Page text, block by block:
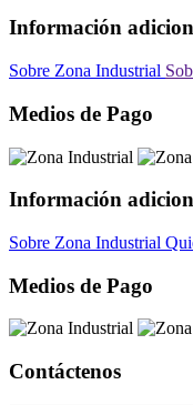
Información
Sobre Zona Industrial
Medios de Pago
Información
Sobre Zona Industrial
Medios de Pago
Contáctenos